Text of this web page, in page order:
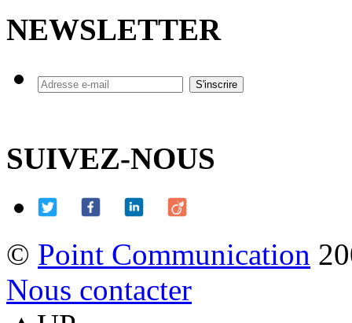
NEWSLETTER
SUIVEZ-NOUS
© Point Communication
Nous contacter